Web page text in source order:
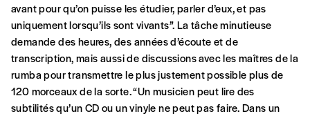
NB: Vous pouvez choisir de participer
financièrement à tout moment, même après
avoir reçu plusieurs numéros. Ce paiement
n’est pas indispensable. Il marque votre
volonté de soutenir nos activités.
avant pour qu’on puisse les étudier, parler d’eux, et pas
uniquement lorsqu’ils sont vivants”. La tâche minutieuse
demande des heures, des années d’écoute et de
transcription, mais aussi de discussions avec les maîtres de la
rumba pour transmettre le plus justement possible plus de
120 morceaux de la sorte. “Un musicien peut lire des
subtilités qu’un CD ou un vinyle ne peut pas faire. Dans un